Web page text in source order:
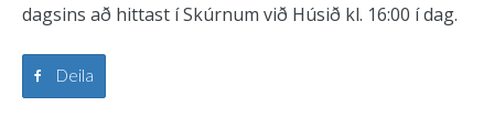
dagsins að hittast í Skúrnum við Húsið kl. 16:00 í dag.
Deila